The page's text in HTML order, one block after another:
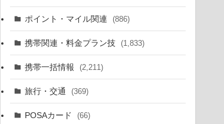
ポイント・マイル関連 (886)
携帯関連・料金プラン技 (1,833)
携帯一括情報 (2,211)
旅行・交通 (369)
POSAカード (66)